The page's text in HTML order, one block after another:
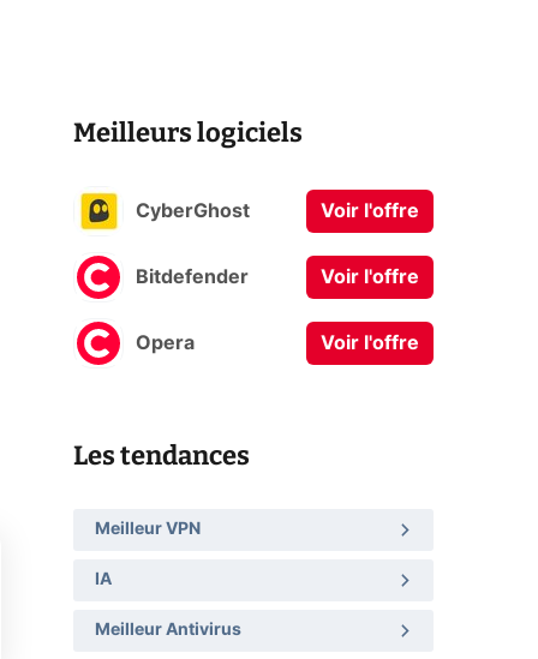
Meilleurs logiciels
CyberGhost Voir l'offre
Bitdefender Voir l'offre
Opera Voir l'offre
Les tendances
Meilleur VPN
IA
Meilleur Antivirus